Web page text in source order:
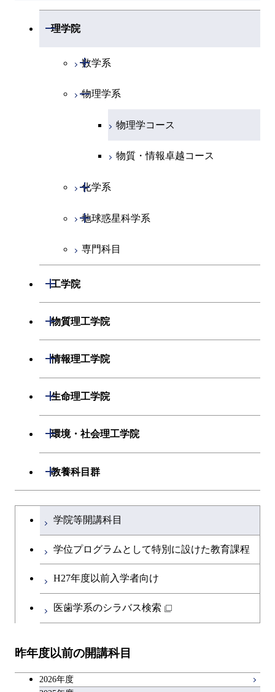
理学院
開閉
数学系
開閉
数学コース
物理学系
開閉
物理学コース
物質・情報卓越コース
化学系
開閉
化学コース
エネルギーコース
地球惑星科学系
開閉
地球惑星科学コース
専門科目
工学院
開閉
機械系
開閉
エネルギーコース
エンジニアリングデザイン
ライフエンジニアリングコ
ース
原子核工学コース
人間医療科学技術コース
システム制御コース
コース
電気電子系
開閉
エネルギーコース
ライフエンジニアリングコ
ース
原子核工学コース
人間医療科学技術コース
物質・情報卓越コース
情報通信コース
コース
ライフエンジニアリングコ
ース
人間医療科学技術コース
経営工学系
開閉
エンジニアリングデザイン
コース
専門科目
物質理工学院
開閉
材料系
開閉
エネルギーコース
原子核工学コース
人間医療科学技術コース
応用化学コース
ース
原子核工学コース
物質・情報卓越コース
専門科目
情報理工学院
開閉
数理・計算科学系
開閉
知能情報コース
情報工学コース
知能情報コース
エネルギー・情報コース
人間医療科学技術コース
物質・情報卓越コース
専門科目
生命理工学院
開閉
生命理工学系
開閉
ライフエンジニアリングコ
ース
地球生命コース
物質・情報卓越コース
環境・社会理工学院
開閉
建築学系
開閉
コース
都市・環境学コース
エンジニアリングデザイン
コース
都市・環境学コース
開閉
地球環境共創コース
エネルギーコース
エネルギー・情報コース
エンジニアリングデザイン
社会・人間科学系
社会・人間科学コース
イノベーション科学系
イノベーション科学コース
人間医療科学技術コース
技術経営専門職学位課程
開閉
技術経営専門職学位課程
専門科目
教養科目群
開閉
文系教養科目
英語科目
第二外国語科目
キャリア科目
大学院課程を切り替える
学院等開講科目
学位プログラムとして特別に設けた教育課程
H27年度以前入学者向け
医歯学系のシラバス検索
昨年度以前の開講科目
2026年度